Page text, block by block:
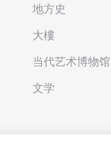
地方史
大樓
当代艺术博物馆
文学